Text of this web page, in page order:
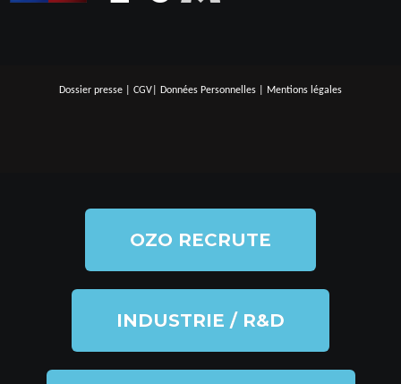
Dossier presse CGV Données Personnelles Mentions légales
OZO RECRUTE
INDUSTRIE / R&D